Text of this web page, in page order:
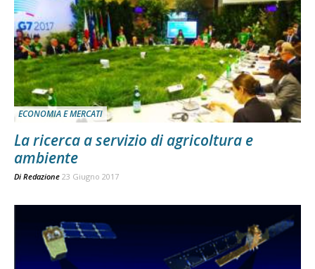
ECONOMIA E MERCATI
La ricerca a servizio di agricoltura e
ambiente
Di Redazione 23 Giugno 2017